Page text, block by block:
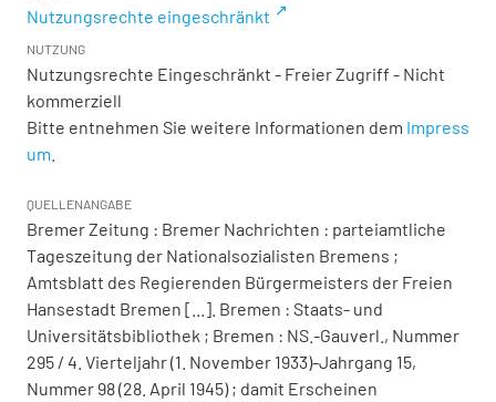
Nutzungsrechte eingeschränkt
NUTZUNG
Nutzungsrechte Eingeschränkt - Freier Zugriff - Nicht
kommerziell
Bitte entnehmen Sie weitere Informationen dem Impress
um
QUELLENANGABE
Bremer Zeitung : Bremer Nachrichten : parteiamtliche
Tageszeitung der Nationalsozialisten Bremens ;
Amtsblatt des Regierenden Bürgermeisters der Freien
Hansestadt Bremen [...]. Bremen : Staats- und
Universitätsbibliothek ; Bremen : NS.-Gauverl., Nummer
295 / 4. Vierteljahr (1. November 1933)-Jahrgang 15,
Nummer 98 (28. April 1945) ; damit Erscheinen